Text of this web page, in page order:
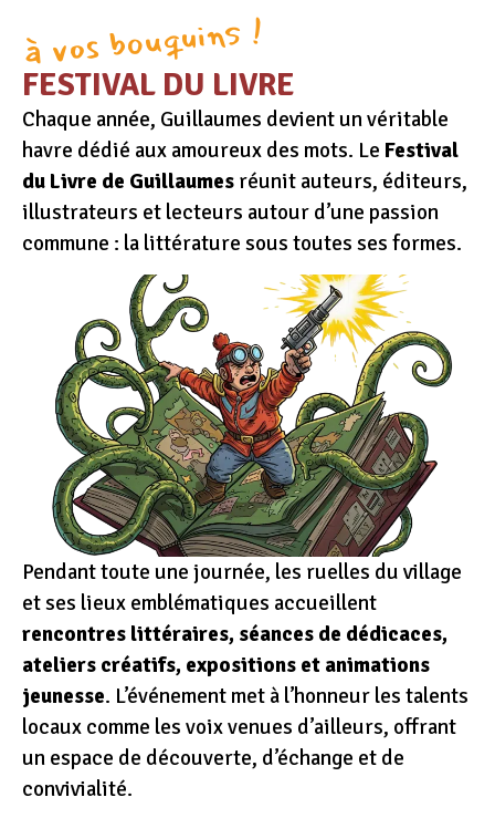
à vos bouquins !
FESTIVAL DU LIVRE
Chaque année, Guillaumes devient un véritable
havre dédié aux amoureux des mots. Le Festival
du Livre de Guillaumes réunit auteurs, éditeurs,
illustrateurs et lecteurs autour d’une passion
commune : la littérature sous toutes ses formes.
Pendant toute une journée, les ruelles du village
et ses lieux emblématiques accueillent
rencontres littéraires, séances de dédicaces,
ateliers créatifs, expositions et animations
jeunesse. L’événement met à l’honneur les talents
locaux comme les voix venues d’ailleurs, offrant
un espace de découverte, d’échange et de
convivialité.